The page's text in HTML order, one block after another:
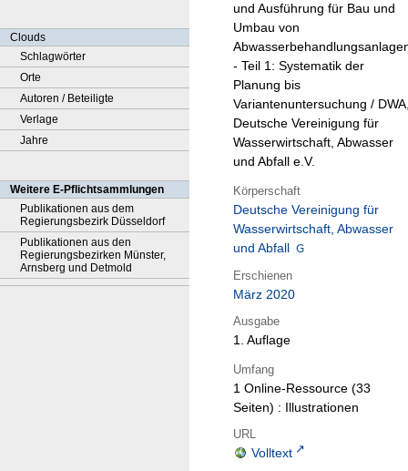
Clouds
Schlagwörter
Orte
Autoren / Beteiligte
Verlage
Jahre
Weitere E-Pflichtsammlungen
Publikationen aus dem
Regierungsbezirk Düsseldorf
Publikationen aus den
Regierungsbezirken Münster,
Arnsberg und Detmold
und Ausführung für Bau und
Umbau von
- Teil 1: Systematik der
Planung bis
Variantenuntersuchung /
Deutsche Vereinigung für
Wasserwirtschaft, Abwasser
und Abfall e.V.
Körperschaft
Deutsche Vereinigung für
Wasserwirtschaft, Abwasser
und Abfall
Erschienen
März 2020
Ausgabe
1. Auflage
Umfang
1 Online-Ressource (33
Seiten) : Illustrationen
URL
Volltext